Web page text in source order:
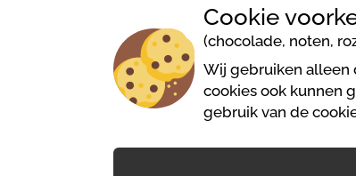
Bungalows du Golfe -
Cookie
(chocolade, noten,
Wij gebruiken alleen
cookies ook kunnen
gebruik van de